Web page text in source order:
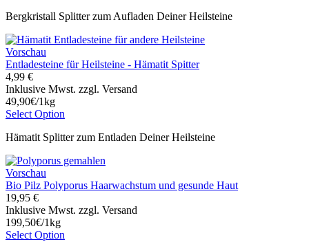
Bergkristall Splitter zum Aufladen Deiner Heilsteine
Vorschau
Entladesteine für Heilsteine - Hämatit Spitter
4,99 €
Inklusive Mwst. zzgl. Versand
49,90€/1kg
Select Option
Hämatit Splitter zum Entladen Deiner Heilsteine
Vorschau
Bio Pilz Polyporus Haarwachstum und gesunde Haut
19,95 €
Inklusive Mwst. zzgl. Versand
199,50€/1kg
Select Option